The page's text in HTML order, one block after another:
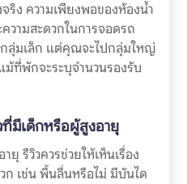
ริง ความเพียงพอของห้องน้ำ
วามสะดวกในการจอดรถ
กลุ่มเล็ก แต่คุณจะไปกลุ่มใหญ่
ที่พักจะระบุจำนวนรองรับ
มีเด็กหรือผู้สูงอายุ
รีวิวควรช่วยให้เห็นเรื่อง
ก เช่น พื้นลื่นหรือไม่ มีบันได